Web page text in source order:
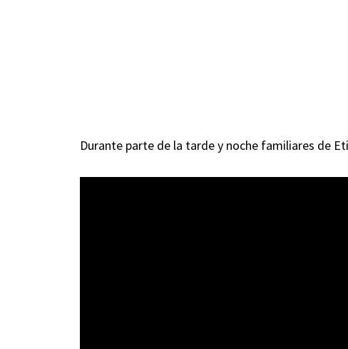
Durante parte de la tarde y noche familiares de